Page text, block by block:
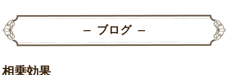
ブログ
相乗効果